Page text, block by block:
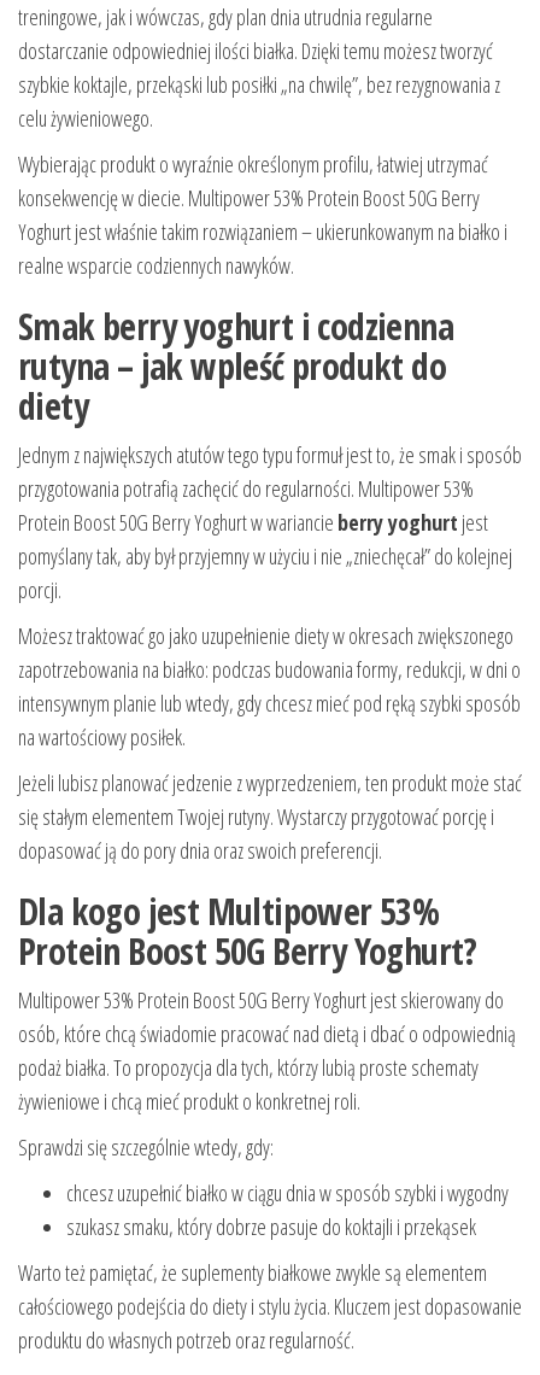
treningowe, jak i wówczas, gdy plan dnia utrudnia regularne
dostarczanie odpowiedniej ilości białka. Dzięki temu możesz tworzyć
szybkie koktajle, przekąski lub posiłki „na chwilę”, bez rezygnowania z
celu żywieniowego.
Wybierając produkt o wyraźnie określonym profilu, łatwiej utrzymać
konsekwencję w diecie. Multipower 53% Protein Boost 50G Berry
Yoghurt jest właśnie takim rozwiązaniem – ukierunkowanym na białko i
realne wsparcie codziennych nawyków.
Smak berry yoghurt i codzienna
rutyna – jak wpleść produkt do
diety
Jednym z największych atutów tego typu formuł jest to, że smak i sposób
przygotowania potrafią zachęcić do regularności. Multipower 53%
Protein Boost 50G Berry Yoghurt w wariancie berry yoghurt jest
pomyślany tak, aby był przyjemny w użyciu i nie „zniechęcał” do kolejnej
porcji.
Możesz traktować go jako uzupełnienie diety w okresach zwiększonego
zapotrzebowania na białko: podczas budowania formy, redukcji, w dni o
intensywnym planie lub wtedy, gdy chcesz mieć pod ręką szybki sposób
na wartościowy posiłek.
Jeżeli lubisz planować jedzenie z wyprzedzeniem, ten produkt może stać
się stałym elementem Twojej rutyny. Wystarczy przygotować porcję i
dopasować ją do pory dnia oraz swoich preferencji.
Dla kogo jest Multipower 53%
Protein Boost 50G Berry Yoghurt?
Multipower 53% Protein Boost 50G Berry Yoghurt jest skierowany do
osób, które chcą świadomie pracować nad dietą i dbać o odpowiednią
podaż białka. To propozycja dla tych, którzy lubią proste schematy
żywieniowe i chcą mieć produkt o konkretnej roli.
Sprawdzi się szczególnie wtedy, gdy:
chcesz uzupełnić białko w ciągu dnia w sposób szybki i wygodny
szukasz smaku, który dobrze pasuje do koktajli i przekąsek
Warto też pamiętać, że suplementy białkowe zwykle są elementem
całościowego podejścia do diety i stylu życia. Kluczem jest dopasowanie
produktu do własnych potrzeb oraz regularność.